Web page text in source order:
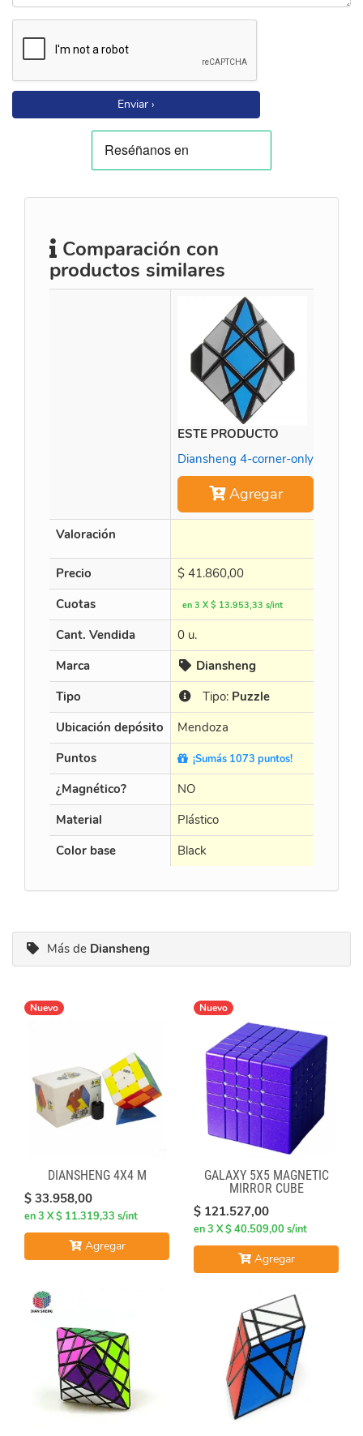
Enviar ›
Comparación con
productos similares
ESTE PRODUCTO
Diansheng 4-corner-only
Agregar
Valoración
Precio $ 41.860,00
Cuotas
en 3 X $ 13.953,33 s/int
Cant. Vendida 0 u.
Marca Diansheng
Tipo
Tipo: Puzzle
Ubicación depósito
Mendoza
Puntos
¡Sumás 1073 puntos!
¿Magnético? NO
Material
Plástico
Color base
Black
Más de Diansheng
Nuevo
DIANSHENG 4X4 M
$ 33.958,00
en 3 X $ 11.319,33 s/int
Agregar
Nuevo
GALAXY 5X5 MAGNETIC
MIRROR CUBE
$ 121.527,00
en 3 X $ 40.509,00 s/int
Agregar